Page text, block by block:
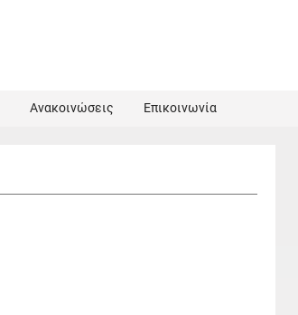
Ανακοινώσεις Επικοινωνία